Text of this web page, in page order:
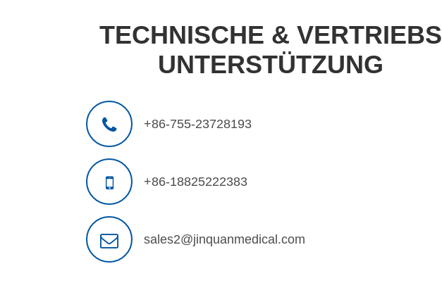
TECHNISCHE & VERTRIEBS
UNTERSTÜTZUNG
+86-755-23728193
+86-18825222383
sales2@jinquanmedical.com